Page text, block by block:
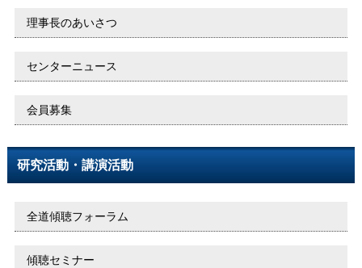
理事長のあいさつ
センターニュース
会員募集
研究活動・講演活動
全道傾聴フォーラム
傾聴セミナー